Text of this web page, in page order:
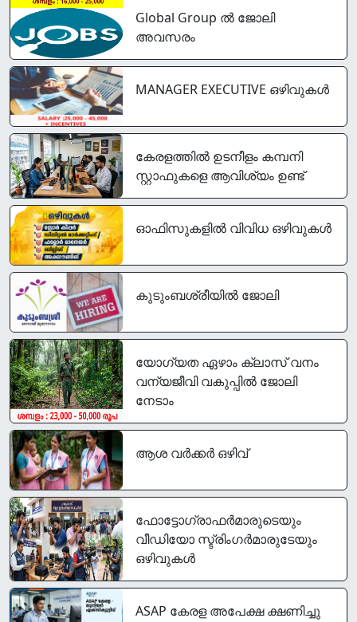
Global Group ൽ ജോലി
അവസരം
MANAGER EXECUTIVE ഒഴിവുകൾ
കേരളത്തിൽ ഉടനീളം കമ്പനി
സ്റ്റാഫുകളെ ആവിശ്യം ഉണ്ട്
ഓഫിസുകളിൽ വിവിധ ഒഴിവുകൾ
കുടുംബശ്രീയിൽ ജോലി
യോഗ്യത ഏഴാം ക്ലാസ് വനം
വന്യജീവി വകുപ്പിൽ ജോലി
നേടാം
ആശ വർക്കർ ഒഴിവ്
ഫോട്ടോഗ്രാഫര്‍മാരുടെയും
വീഡിയോ സ്ട്രിംഗര്‍മാരുടേയും
ഒഴിവുകൾ
ASAP കേരള അപേക്ഷ ക്ഷണിച്ചു